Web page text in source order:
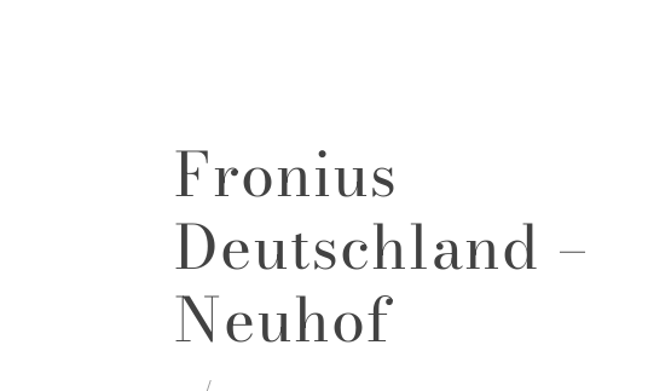
Fronius
Deutschland –
Neuhof